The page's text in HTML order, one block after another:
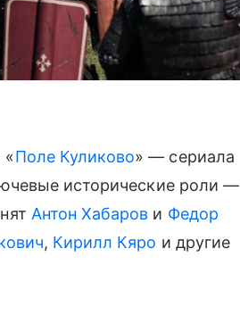
«Поле Куликово» — сериала
исторические роли —
Антон Хабаров и Федор
, Кирилл Кяро и другие